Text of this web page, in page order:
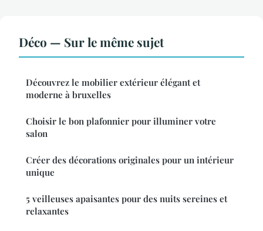
Déco — Sur le même sujet
Découvrez le mobilier extérieur élégant et
moderne à bruxelles
Choisir le bon plafonnier pour illuminer votre
salon
Créer des décorations originales pour un intérieur
unique
5 veilleuses apaisantes pour des nuits sereines et
relaxantes